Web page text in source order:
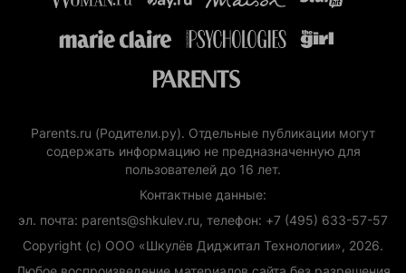
Parents.ru (Родители.ру). Отдельные публикации могут
содержать информацию не предназначенную для
пользователей до 16 лет.
Контактные данные:
эл. почта: parents@shkulev.ru, телефон: +7 (495) 633-57-57
Copyright (с) ООО «Шкулёв Диджитал Технологии», 2026.